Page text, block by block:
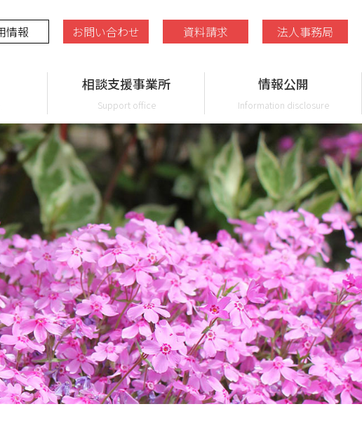
情報 お問い合わせ 資料請求 法人事務局
相談支援事業所
Support office
情報公開
Information disclosure